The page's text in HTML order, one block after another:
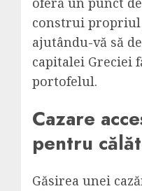
construi propriul
ajutându-vă să
capitalei Greciei
portofelul.
Cazare
pentru
Găsirea unei